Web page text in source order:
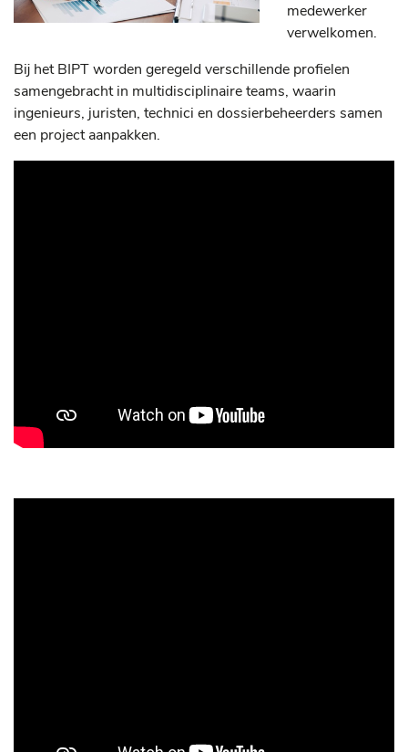
medewerker
verwelkomen.
Bij het BIPT worden geregeld verschillende profielen
samengebracht in multidisciplinaire teams, waarin
ingenieurs, juristen, technici en dossierbeheerders samen
een project aanpakken.